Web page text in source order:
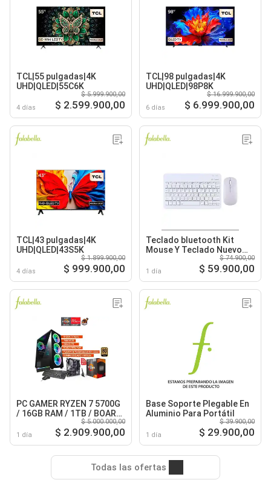
TCL|55 pulgadas|4K
UHD|QLED|55C6K
4 días
$ 5.999.900,00
$ 2.599.900,00
TCL|98 pulgadas|4K
UHD|QLED|98P8K
6 días
$ 16.999.900,00
$ 6.999.900,00
TCL|43 pulgadas|4K
UHD|QLED|43S5K
4 días
$ 1.899.900,00
$ 999.900,00
Teclado bluetooth Kit
Mouse Y Teclado Nuevo
1 día
$ 74.900,00
$ 59.900,00
PC GAMER RYZEN 7 5700G
/ 16GB RAM / 1TB / BOARD
B550 WIFI / FUENTE 600W
80+ GOLD
1 día
$ 5.000.000,00
$ 2.909.900,00
Base Soporte Plegable En
Aluminio Para Portátil
1 día
$ 39.900,00
$ 29.900,00
Todas las ofertas